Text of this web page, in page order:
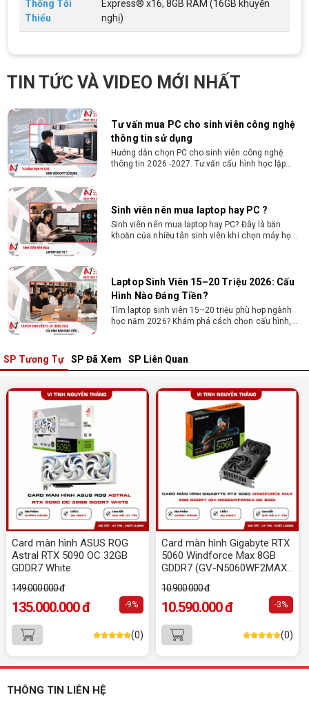
Thống Tối
Thiểu
Express® x16, 8GB RAM (16GB khuyến
nghị)
TIN TỨC VÀ VIDEO MỚI NHẤT
từ 2D, dựng video đến 3D. Cấu hình tối ưu, dùng
bền 4 năm đại học. Tư vấn lắp đặt tại Vi Tính
SketchUp mạnh, mượt, giá ổn
Tìm hiểu ngay cấu hình máy tính học AutoCAD
Revit SketchUp mạnh, mượt, tối ưu chi phí giúp
Tư vấn mua PC cho sinh viên công nghệ
thông tin sử dụng
Hướng dẫn chọn PC cho sinh viên công nghệ
thông tin 2026 -2027. Tư vấn cấu hình học lập
Sinh viên nên mua laptop hay PC ?
Sinh viên nên mua laptop hay PC? Đây là băn
khoăn của nhiều tân sinh viên khi chọn máy học
Laptop Sinh Viên 15–20 Triệu 2026: Cấu
Hình Nào Đáng Tiền?
Tìm laptop sinh viên 15–20 triệu phù hợp ngành
học năm 2026? Khám phá cách chọn cấu hình,
Tổng hợp 7 laptop sinh viên dưới 15 triệu
nên mua
Bạn tìm laptop cho sinh viên dưới 15 triệu mượt
mà, bền bỉ? Xem ngay gợi ý các thương hiệu
laptop bền, cấu hình mạnh cho sinh viên sử dụng
Dịch vụ build PC đồ họa tại Đồng Nai theo
yêu cầu, giá tốt, uy tín
Dịch vụ build PC đồ họa tại Đồng Nai theo yêu
cầu uy tín, tối ưu cấu hình xử lý 3D và dựng video
mượt mà. Đăng ký nhận tư vấn và báo giá chi tiết
ngay.
10+ Mẫu laptop học sinh, sinh viên nên
mua 2026
Gợi ý 10+ mẫu laptop cho học sinh sinh viên
2026 theo ngân sách và ngành học: tiêu chí
chọn, cấu hình nên có và cách kiểm tra máy
Dịch vụ build PC gaming tại Đồng Nai uy
tín, chuyên nghiệp
Dịch vụ build PC gaming tại Đồng Nai uy tín, cấu
hình mạnh, tối ưu chi phí, test máy tại chỗ. Khám
phá ngay địa chỉ tư vấn và lắp đặt dàn PC chơi
game mượt mà!
SP Tương Tự SP Đã Xem SP Liên Quan
Card màn hình ASUS ROG
Astral RTX 5090 OC 32GB
GDDR7 White
149.000.000 đ
135.000.000 đ -9%
(0)
Card màn hình Gigabyte RTX
5060 Windforce Max 8GB
GDDR7 (GV-N5060WF2MAX-
10.900.000 đ
10.590.000 đ -3%
(0)
THÔNG TIN LIÊN HỆ